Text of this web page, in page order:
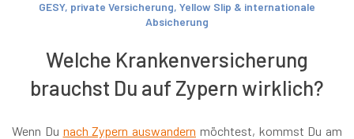
GESY, private Versicherung, Yellow Slip & internationale
Absicherung
Welche Krankenversicherung
brauchst Du auf Zypern wirklich?
Wenn Du nach Zypern auswandern möchtest, kommst Du am